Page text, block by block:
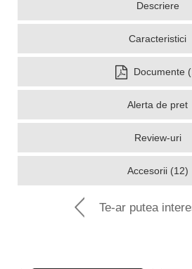
Descriere
Caracteristici
Documente
Alerta de pret
Review-uri
Accesorii (12)
Te-ar putea